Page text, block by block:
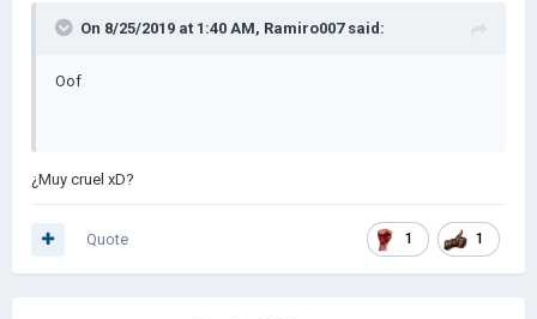
On 8/25/2019 at 1:40 AM, Ramiro007said:
Oof
¿Muy cruel xD?
1 1
Quote